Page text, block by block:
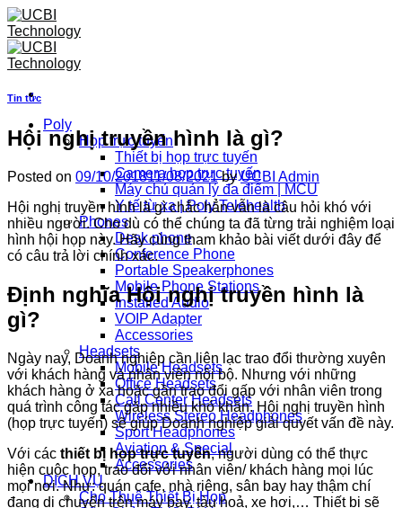
Skip
to
content
Poly
Họp trực tuyến
Thiết bị họp trực tuyến
Camera họp trực tuyến
Máy chủ quản lý đa điểm | MCU
Y tế từ xa | Poly Telehealth
Phones
Desk phone
Conference Phone
Portable Speakerphones
Mobile Phone Stations
Installed Audio
VOIP Adapter
Accessories
Headsets
Mobile Headsets
Office Headsets
Call Center Headsets
Wireless Stereo Headphones
Sport Headphones
Aviation & Special
Accessories
DỊCH VỤ
Cho Thuê Thiết Bị Họp
Tin tức
Hội nghị truyền hình là gì?
Posted on 09/10/201811/08/2021byUCBI Admin
Hội nghị truyền hình là gì chắc hẳn vẫn là câu hỏi khó với
nhiều người. Cho dù có thể chúng ta đã từng trải nghiệm loại
hình hội họp này. Hãy cùng tham khảo bài viết dưới đây để
có câu trả lời chính xác.
Định nghĩa Hội nghị truyền hình là
gì?
Ngày nay, Doanh nghiệp cần liên lạc trao đổi thường xuyên
với khách hàng và nhân viên nội bộ. Nhưng với những
khách hàng ở xa hoặc gần trao đổi gấp với nhân viên trong
quá trình công tác gặp nhiều khó khăn. Hội nghị truyền hình
(họp trực tuyến) sẽ giúp Doanh nghiệp giải quyết vấn đề này.
Với các thiết bị họp trực tuyến, người dùng có thể thực
hiện cuộc họp, trao đổi với nhân viên/ khách hàng mọi lúc
mọi nơi. Như: quán cafe, nhà riêng, sân bay hay thậm chí
đang di chuyển trên máy bay, tàu hoả, xe hơi,… Thiết bị sẽ